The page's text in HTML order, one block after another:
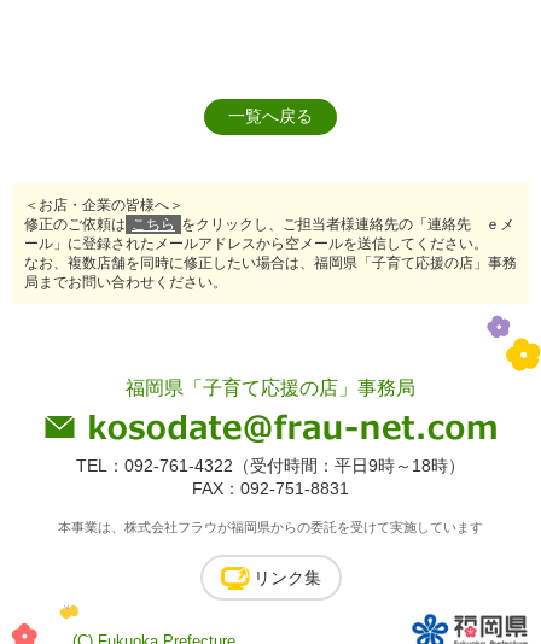
一覧へ戻る
＜お店・企業の皆様へ＞
修正のご依頼は こちら をクリックし、ご担当者様連絡先の「連絡先 ｅメ
ール」に登録されたメールアドレスから空メールを送信してください。
なお、複数店舗を同時に修正したい場合は、福岡県「子育て応援の店」事務
局までお問い合わせください。
福岡県「子育て応援の店」事務局
TEL：092-761-4322（受付時間：平日9時～18時）
FAX：092-751-8831
本事業は、株式会社フラウが福岡県からの委託を受けて実施しています
リンク集